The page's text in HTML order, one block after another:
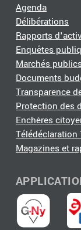
Agenda
Délibérations
Rapports
Enquêtes
Marchés
Documents
Transparence
Protection des
Enchères
Télédéclaration
Magazines et